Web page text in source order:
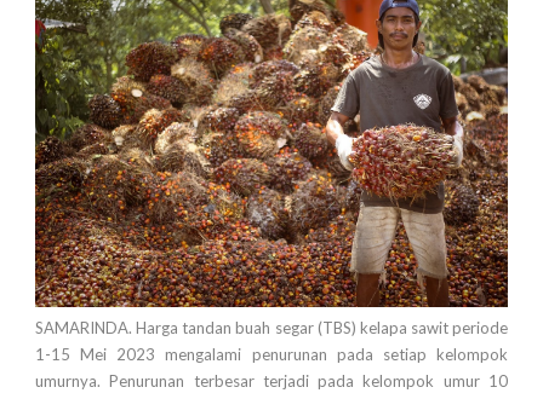
SAMARINDA. Harga tandan buah segar (TBS) kelapa sawit periode
1-15 Mei 2023 mengalami penurunan pada setiap kelompok
umurnya. Penurunan terbesar terjadi pada kelompok umur 10